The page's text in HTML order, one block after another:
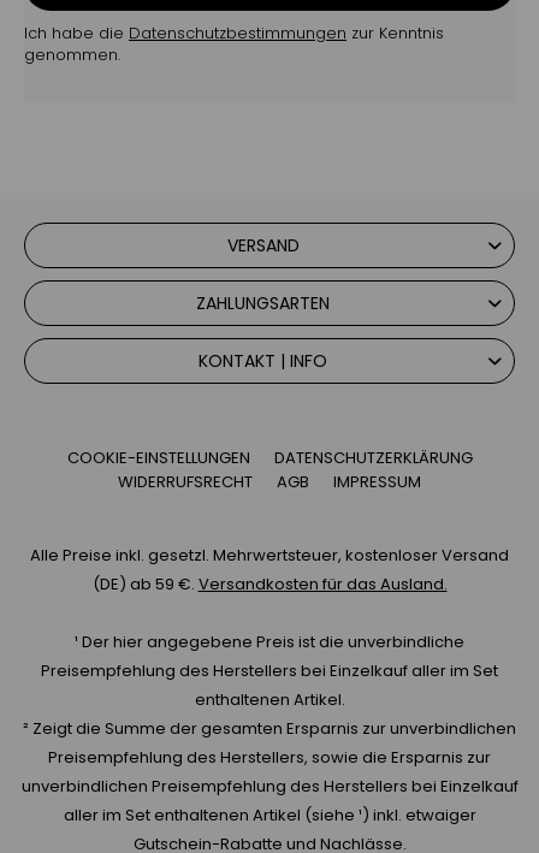
Ich habe die Datenschutzbestimmungen zur Kenntnis
genommen.
VERSAND
ZAHLUNGSARTEN
KONTAKT | INFO
COOKIE-EINSTELLUNGEN
DATENSCHUTZERKLÄRUNG
WIDERRUFSRECHT
AGB IMPRESSUM
Alle Preise inkl. gesetzl. Mehrwertsteuer, kostenloser Versand
(DE) ab 59 €. Versandkosten für das Ausland.
¹ Der hier angegebene Preis ist die unverbindliche
Preisempfehlung des Herstellers bei Einzelkauf aller im Set
enthaltenen Artikel.
² Zeigt die Summe der gesamten Ersparnis zur unverbindlichen
Preisempfehlung des Herstellers, sowie die Ersparnis zur
unverbindlichen Preisempfehlung des Herstellers bei Einzelkauf
aller im Set enthaltenen Artikel (siehe ¹) inkl. etwaiger
Gutschein-Rabatte und Nachlässe.